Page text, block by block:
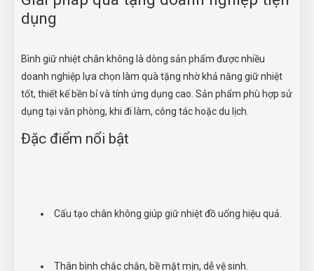
dụng
Bình giữ nhiệt chân không là dòng sản phẩm được nhiều
doanh nghiệp lựa chọn làm quà tặng nhờ khả năng giữ nhiệt
tốt, thiết kế bền bỉ và tính ứng dụng cao. Sản phẩm phù hợp sử
dụng tại văn phòng, khi đi làm, công tác hoặc du lịch.
Đặc điểm nổi bật
Cấu tạo chân không giúp giữ nhiệt đồ uống hiệu quả.
Thân bình chắc chắn, bề mặt mịn, dễ vệ sinh.